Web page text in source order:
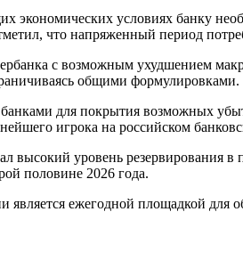
экономических условиях банку
что напряженный период
с возможным ухудшением
общими формулировками.
для покрытия возможных
игрока на российском
высокий уровень резервирования
половине 2026 года.
является ежегодной площадкой